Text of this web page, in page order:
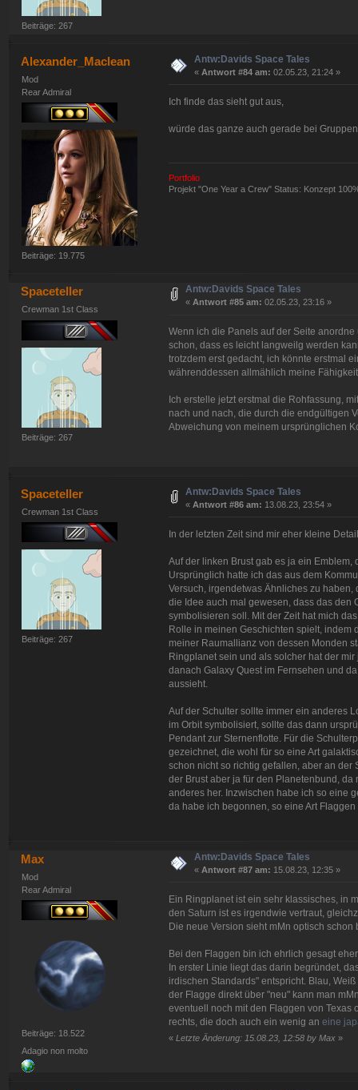
Beiträge: 267
Alexander_Maclean
Mod
Rear Admiral
Beiträge: 19.775
Antw:Davids Space Tales
« Antwort #84 am: 02.05.23, 21:24 »
Ich finde das sieht gut aus,
würde das ganze auch gerade bei
Portfolio
Projekt "One Year a Crew" Status: Konzept
Spaceteller
Crewman 1st Class
Beiträge: 267
Antw:Davids Space Tales
«Antwort #85 am: 02.05.23, 23:16 »
Wenn ich die Panels auf der Seite
schon, dass es leicht langweilg werden
trotzdem erst gedacht, ich könnte erstmal
währenddessen allmählich meine
Ich erstelle jetzt erstmal die Rohfassung,
nach und nach, die durch die endgültigen
Abweichung von meinem ursprünglichen
Spaceteller
Crewman 1st Class
Beiträge: 267
Antw:Davids Space Tales
« Antwort #86 am: 13.08.23, 23:54 »
In der letzten Zeit sind mir eher kleine
Auf der linken Brust gab es ja ein
Ursprünglich hatte ich das aus dem
Versuch, irgendetwas Ähnliches zu
die Idee auch mal gewesen, dass das den
symbolisieren soll. Mit der Zeit hat mich
Rolle in meinen Geschichten spielt,
meiner Raumallianz von dessen Monden
Ringplanet sein und als solcher hat der
danach Galaxy Quest im Fernsehen und
aussieht.
Auf der Schulter sollte immer ein anderes
im Orbit symbolisiert, sollte das dann
Pendant zur Sternenflotte. Für die
gezeichnet, die wohl für so eine Art
schon nicht so richtig gefallen, aber an der
der Brust aber ja für den Planetenbund,
anderes her. Inzwischen habe ich so eine
da habe ich begonnen, so eine Art
Max
Mod
Rear Admiral
Beiträge: 18.522
Adagio non molto
Antw:Davids Space Tales
« Antwort #87 am: 15.08.23, 12:35 »
Ein Ringplanet ist ein sehr klassisches, in
den Saturn ist es irgendwie vertraut,
Die neue Version sieht mMn optisch schon
Bei den Flaggen bin ich ehrlich gesagt
In erster Linie liegt das darin begründet,
irdischen Standards" entspricht. Blau,
der Flagge direkt über "neu" kann man
eventuell noch mit den Flaggen von
rechts, die doch auch ein wenig an eine
« Letzte Änderung: 15.08.23, 12:58 by Max»